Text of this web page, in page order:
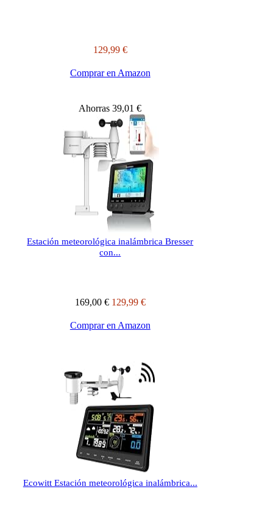
129,99 €
Comprar en Amazon
Ahorras 39,01 €
Estación meteorológica inalámbrica Bresser
con...
169,00 € 129,99 €
Comprar en Amazon
Ecowitt Estación meteorológica inalámbrica...